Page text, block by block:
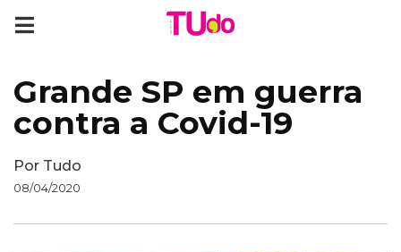
Grande SP em guerra
contra a Covid-19
Por Tudo
08/04/2020